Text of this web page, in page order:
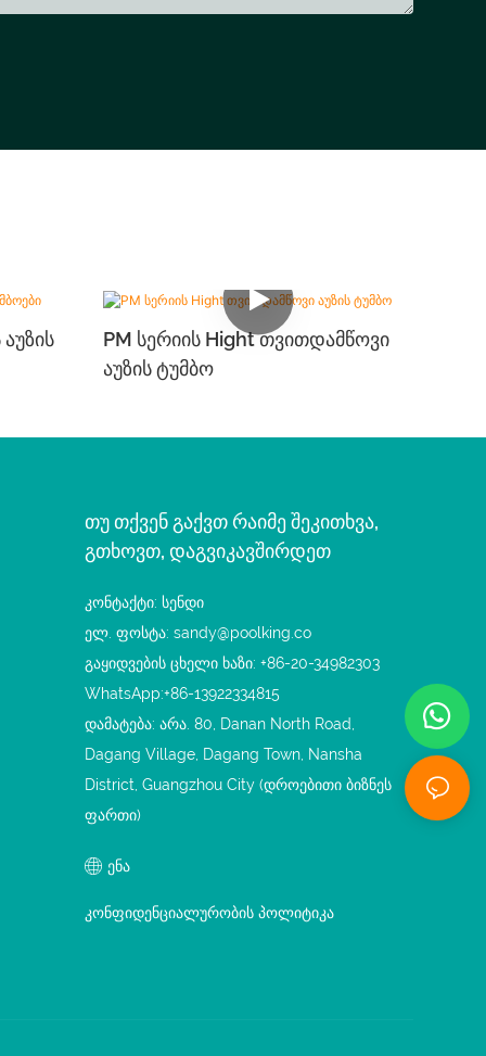
PM Სერიის Hight Თვითდამწოვი
Აუზის Ტუმბო
Თუ Თქვენ Გაქვთ Რაიმე Შეკითხვა,
Გთხოვთ, Დაგვიკავშირდეთ
კონტაქტი: სენდი
ელ. ფოსტა:sandy@poolking.co
გაყიდვების ცხელი ხაზი: +86-20-34982303
WhatsApp:+86-13922334815
დამატება: არა. 80, Danan North Road,
Dagang Village, Dagang Town, Nansha
District, Guangzhou City (დროებითი ბიზნეს
ფართი)
ენა
კონფიდენციალურობის პოლიტიკა